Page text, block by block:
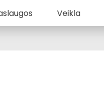
Veikla